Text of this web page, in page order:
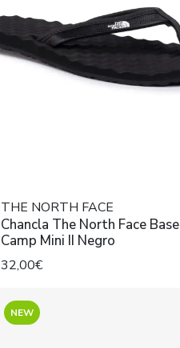
THE NORTH FACE
Chancla The North Face Base
Camp Mini II Negro
32,00€
NEW